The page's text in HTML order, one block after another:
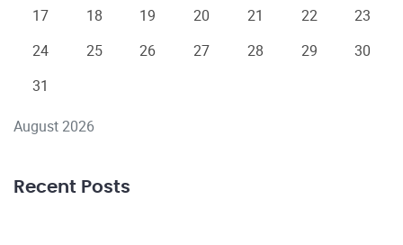
August 2026
17
18 19 20 21 22
23
24
25 26 27 28 29
30
31
Recent Posts